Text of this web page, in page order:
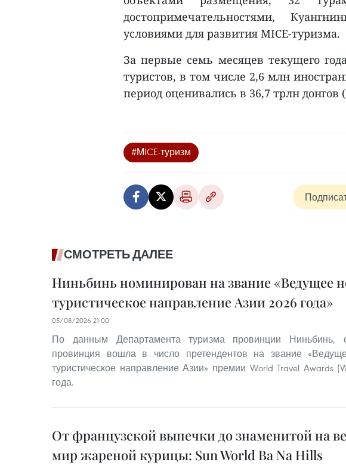
достопримечательностями,
условиями для развития MICE-туризма.
За первые семь месяцев текущего
туристов, в том числе 2,6 млн
период оценивались в 36,7 трлн
#МICE-туризм
СМОТРЕТЬ ДАЛЕЕ
Ниньбинь номинирован на звание «Ведущее
туристическое направление Азии 2026 года»
05/08/2026 21:00
По данным Департамента туризма провинции Ниньбинь,
провинция вошла в число претендентов на звание
туристическое направление Азии» премии World Travel Awards
года.
От французской выпечки до знаменитой на
мир жареной курицы: Sun World Ba Na Hills